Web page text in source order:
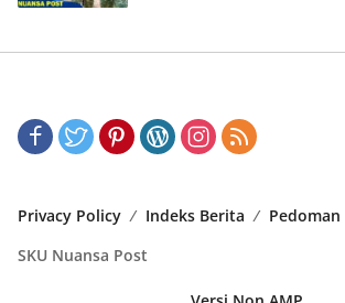
Privacy Policy Indeks Berita
SKU Nuansa Post